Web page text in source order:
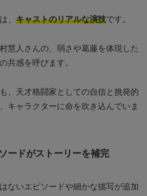
、 キャストのリアルな演技です。
慧人さんの、弱さや葛藤を体現した
共感を呼びます。
、天才格闘家としての自信と挑発的
キャラクターに命を吹き込んでいま
ードがストーリーを補完
ないエピソードや細かな描写が追加